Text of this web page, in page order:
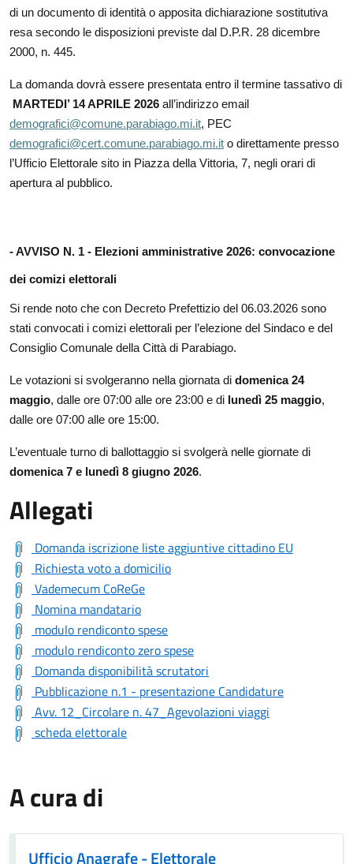
di un documento di identità o apposita dichiarazione sostitutiva
resa secondo le disposizioni previste dal D.P.R. 28 dicembre
2000, n. 445.
La domanda dovrà essere presentata entro il termine tassativo di
MARTEDI’ 14 APRILE 2026 all’indirizzo email
demografici@comune.parabiago.mi.it, PEC
demografici@cert.comune.parabiago.mi.it o direttamente presso
l’Ufficio Elettorale sito in Piazza della Vittoria, 7, negli orari di
apertura al pubblico.
- AVVISO N. 1 - Elezioni amministrative 2026: convocazione
dei comizi elettorali
Si rende noto che con Decreto Prefettizio del 06.03.2026 sono
stati convocati i comizi elettorali per l’elezione del Sindaco e del
Consiglio Comunale della Città di Parabiago.
Le votazioni si svolgeranno nella giornata di domenica 24
maggio, dalle ore 07:00 alle ore 23:00 e di lunedì 25 maggio,
dalle ore 07:00 alle ore 15:00.
L’eventuale turno di ballottaggio si svolgerà nelle giornate di
domenica 7 e lunedì 8 giugno 2026.
Allegati
Domanda iscrizione liste aggiuntive cittadino EU
Richiesta voto a domicilio
Vademecum CoReGe
Nomina mandatario
modulo rendiconto spese
modulo rendiconto zero spese
Domanda disponibilità scrutatori
Pubblicazione n.1 - presentazione Candidature
Avv. 12_Circolare n. 47_Agevolazioni viaggi
scheda elettorale
A cura di
Ufficio Anagrafe - Elettorale